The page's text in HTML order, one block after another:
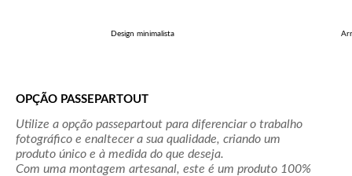
Design minimalista
OPÇÃO PASSEPARTOUT
Utilize a opção passepartout para diferenciar o trabalho
fotográfico e enaltecer a sua qualidade, criando um
produto único e à medida do que deseja.
Com uma montagem artesanal, este é um produto 100%